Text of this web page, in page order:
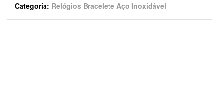
Categoria Relógios Bracelete Aço Inoxidável